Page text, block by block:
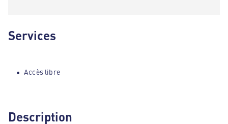
Services
Accès libre
Description